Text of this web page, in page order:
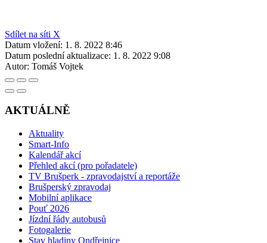
Sdílet na síti X
Datum vložení: 1. 8. 2022 8:46
Datum poslední aktualizace: 1. 8. 2022 9:08
Autor: Tomáš Vojtek
AKTUÁLNĚ
Aktuality
Smart-Info
Kalendář akcí
Přehled akcí (pro pořadatele)
TV Brušperk - zpravodajství a reportáže
Brušperský zpravodaj
Mobilní aplikace
Pouť 2026
Jízdní řády autobusů
Fotogalerie
Stav hladiny Ondřejnice